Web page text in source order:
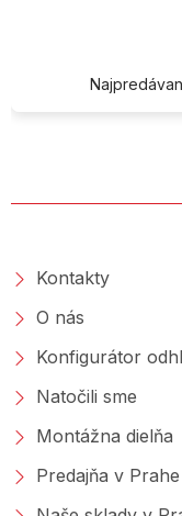
Kontakty
O nás
Konfigurátor
Natočili sme
Montážna dielňa
Predajňa v Prahe